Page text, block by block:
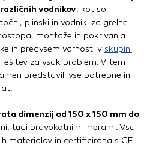
vodnikov, kot so
plinski in vodniki za grelne
montaže in pokrivanja
in predvsem varnosti v skupini
za vsak problem. V tem
predstavili vse potrebne in
dimenzij od 150 x 150 mm do
tudi pravokotnimi merami. Vsa
materialov in certificirana s CE
oglaševalski partnerji.
podjetja jih lahko uporabljajo za
ki ga nato uporabijo za
na drugih spletnih mestih.
prepoznavanje vašega
zavrnete uporabo teh piškotkov,
ciljnega spletnega oglaševanja.
moje izbire